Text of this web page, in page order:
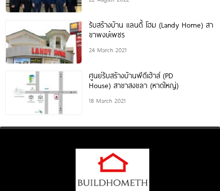
ปี สร้างจิตสำนึกเรื่องสิ่งแวดล้อม
รับสร้างบ้าน แลนดี้ โฮม (Landy Home) สา
ขาพงษ์เพชร
24 March 2021
ศูนย์รับสร้างบ้านพีดีเฮ้าส์ (PD
House) สาขาสงขลา (หาดใหญ่)
18 March 2021